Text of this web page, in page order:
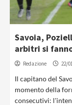
Savoia,
arbitri si
Redazione 22/
Il capitano del
momento della
consecutivi: